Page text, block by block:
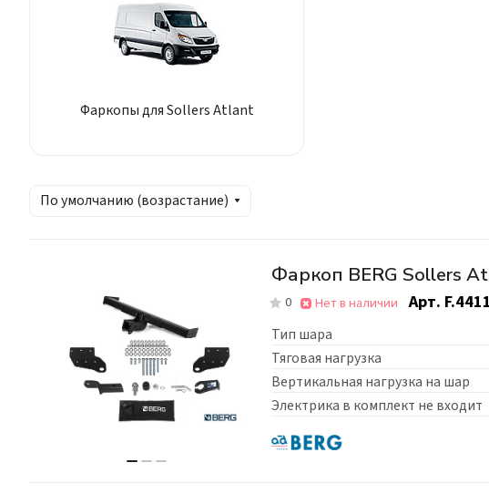
Фаркопы для Sollers Atlant
По умолчанию (возрастание)
Фаркоп BERG Sollers
0 Нет в наличии Арт.
Тип шара
Тяговая нагрузка
Вертикальная нагрузка на шар
Электрика в комплект не входит